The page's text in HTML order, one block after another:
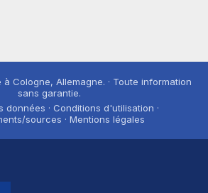
Cologne, Allemagne. · Toute information
sans garantie.
données · Conditions d'utilisation ·
sources · Mentions légales